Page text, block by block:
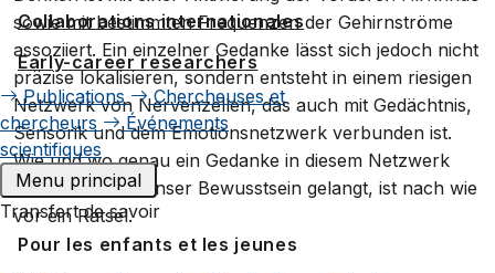
Collaborations internationales
Early-career researchers
Publications
Chercheuses et
chercheurs
Événements
scientifiques
Menu principal
Transfert de savoir
Pour les enfants et les jeunes
sowie mit bestimmten Frequenzen der Gehirnströme
assoziiert. Ein einzelner Gedanke lässt sich jedoch nicht
präzise lokalisieren, sondern entsteht in einem riesigen
Netzwerk von Nervenzellen, das auch mit Gedächtnis,
Sensorik und dem Emotionsnetzwerk verbunden ist.
Wie und wo genau ein Gedanke in diesem Netzwerk
entsteht und in unser Bewusstsein gelangt, ist nach wie
vor ein Rätsel.